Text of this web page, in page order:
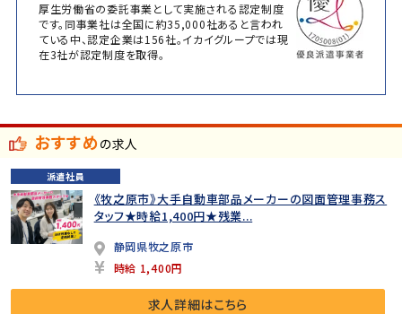
厚生労働省の委託事業として実施される認定制度
です。同事業社は全国に約35,000社あると言われ
ている中、認定企業は156社。イカイグループでは現
在3社が認定制度を取得。
おすすめの求人
派遣社員
《牧之原市》大手自動車部品メーカーの図面管理事務ス
タッフ★時給1,400円★残業...
静岡県牧之原市
時給 1,400円
求人詳細はこちら